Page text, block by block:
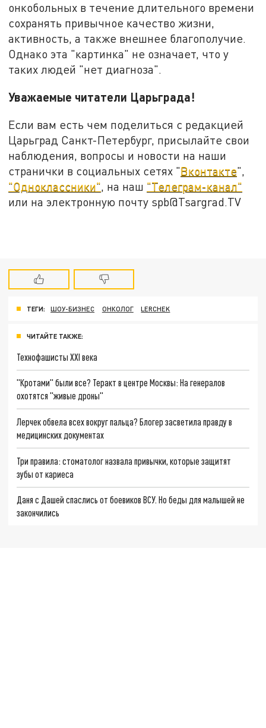
онкобольных в течение длительного времени
сохранять привычное качество жизни,
активность, а также внешнее благополучие.
Однако эта "картинка" не означает, что у
таких людей "нет диагноза".
Уважаемые читатели Царьграда!
Если вам есть чем поделиться с редакцией
Царьград Санкт-Петербург, присылайте свои
наблюдения, вопросы и новости на наши
странички в социальных сетях "Вконтакте",
"Одноклассники", на наш "Телеграм-канал"
или на электронную почту spb@Tsargrad.TV
ТЕГИ: ШОУ-БИЗНЕС ОНКОЛОГ LERCHEK
ЧИТАЙТЕ ТАКЖЕ:
Технофашисты XXI века
"Кротами" были все? Теракт в центре Москвы: На генералов
охотятся "живые дроны"
Лерчек обвела всех вокруг пальца? Блогер засветила правду в
медицинских документах
Три правила: стоматолог назвала привычки, которые защитят
зубы от кариеса
Даня с Дашей спаслись от боевиков ВСУ. Но беды для малышей не
закончились